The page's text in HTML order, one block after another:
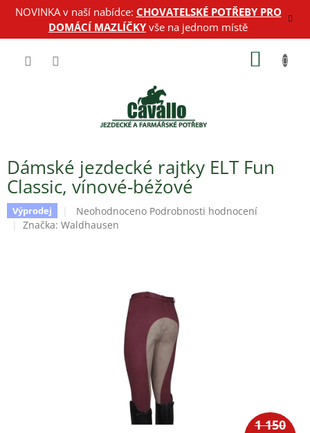
PřejítNOVINKA v naší nabídce: CHOVATELSKÉ POTŘEBY PRO
DOMÁCÍ MAZLÍČKYvše na jednom místě
Dámské jezdecké rajtky ELT Fun
Classic, vínové-béžové
Výprodej
Průměrné
hodnocení
Neohodnoceno Podrobnosti hodnocení
Značka: Waldhausen
1 150